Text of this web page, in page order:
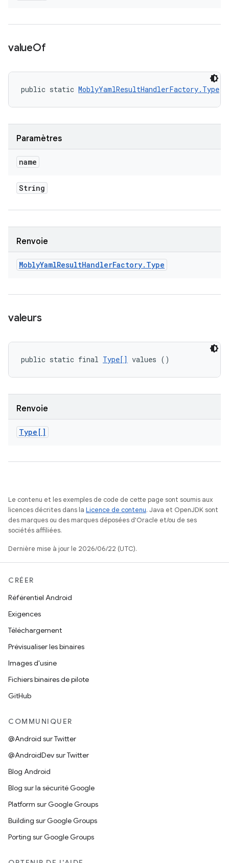
valueOf
public static MoblyYamlResultHandlerFactory.Type
Paramètres
name
String
Renvoie
MoblyYamlResultHandlerFactory. Type
valeurs
public static final Type[] values ()
Renvoie
Type[]
Le contenu et les exemples de code de cette page sont soumis aux
licences décrites dans la Licence de contenu. Java et OpenJDK sont
des marques ou des marques déposées d'Oracle et/ou de ses
sociétés affiliées.
Dernière mise à jour le 2026/06/22 (UTC).
CRÉER
Référentiel Android
Exigences
Téléchargement
Prévisualiser les binaires
Images d'usine
Fichiers binaires de pilote
GitHub
COMMUNIQUER
@Android sur Twitter
@AndroidDev sur Twitter
Blog Android
Blog sur la sécurité Google
Platform sur Google Groups
Building sur Google Groups
Porting sur Google Groups